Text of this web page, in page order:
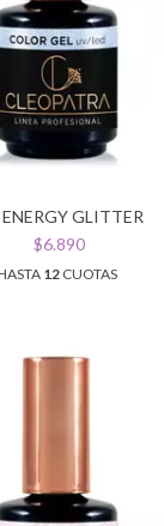
GLITTER
$6.890
12CUOTAS